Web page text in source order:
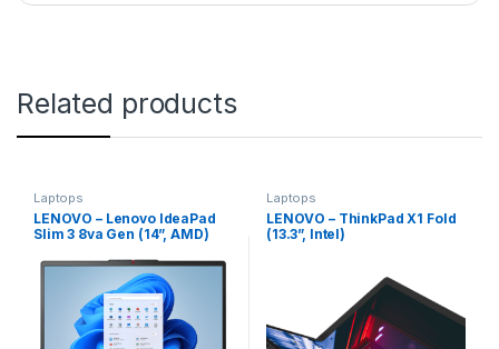
Related products
Laptops
LENOVO – Lenovo IdeaPad
Slim 3 8va Gen (14”, AMD)
Laptops
LENOVO – ThinkPad X1 Fold
(13.3”, Intel)